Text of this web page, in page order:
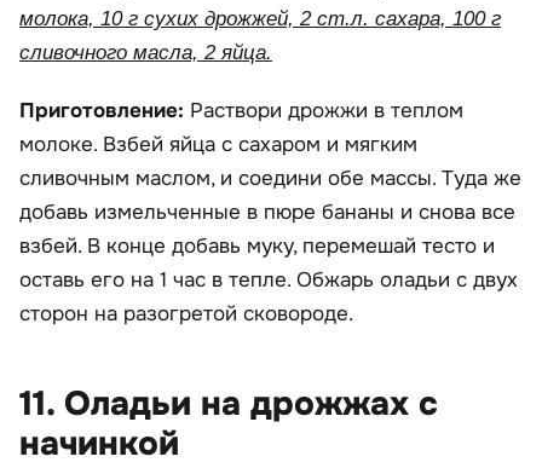
молока, 10 г сухих дрожжей, 2 ст.л. сахара, 100 г
сливочного масла, 2 яйца.
Приготовление: Раствори дрожжи в теплом
молоке. Взбей яйца с сахаром и мягким
сливочным маслом, и соедини обе массы. Туда же
добавь измельченные в пюре бананы и снова все
взбей. В конце добавь муку, перемешай тесто и
оставь его на 1 час в тепле. Обжарь оладьи с двух
сторон на разогретой сковороде.
11. Оладьи на дрожжах с
начинкой